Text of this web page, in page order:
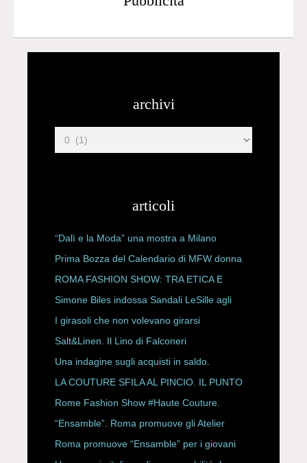
archivi
articoli
“Dalì e la Moda” una mostra a Milano
Prima Bozza del Calendario di MFW donna
P/E 2027
ROMA FASHION SHOW: TRA ETICA E
HAUTE COUTURE
Simone Biles indossa Sandali LeSille agli
ESPY Awards 2026
I girasoli che non volevano girarsi
Salt&Linen. Il Lino di Falconeri
Una indagine sugli acquisti in saldo.
LA COUTURE SFILA AL PINCIO. IL PUNTO
CON ALESSANDRO ONORATO E
ROBERTA ANGELILLI
Rome Fashion Show #Haute Couture.
“Ensamble”. Roma promuove gli Atelier
Storici
Roma promuove “Ensamble” per i giovani